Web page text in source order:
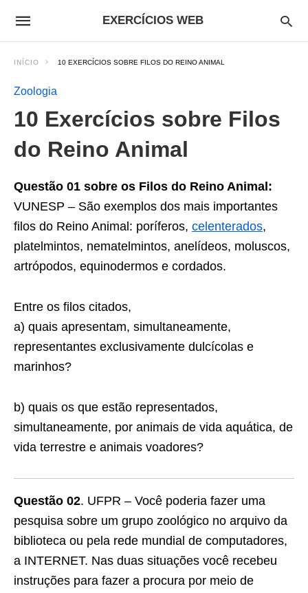
EXERCÍCIOS WEB
INÍCIO 10 EXERCÍCIOS SOBRE FILOS DO REINO ANIMAL
Zoologia
10 Exercícios sobre Filos
do Reino Animal
Questão 01 sobre os Filos do Reino Animal:
VUNESP – São exemplos dos mais importantes
filos do Reino Animal: poríferos, celenterados,
platelmintos, nematelmintos, anelídeos, moluscos,
artrópodos, equinodermos e cordados.
Entre os filos citados,
a) quais apresentam, simultaneamente,
representantes exclusivamente dulcícolas e
marinhos?
b) quais os que estão representados,
simultaneamente, por animais de vida aquática, de
vida terrestre e animais voadores?
Questão 02. UFPR – Você poderia fazer uma
pesquisa sobre um grupo zoológico no arquivo da
biblioteca ou pela rede mundial de computadores,
a INTERNET. Nas duas situações você recebeu
instruções para fazer a procura por meio de